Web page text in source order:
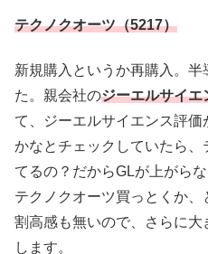
テクノクオーツ（5217）
新規購入というか再購入。
た。親会社のジーエルサイエ
て、ジーエルサイエンス評
かなとチェックしていたら
てるの？だからGLが上がら
テクノクオーツ買っとくか
割高感も無いので、さらに
します。